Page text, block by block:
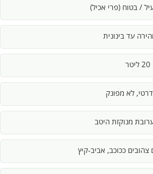
/ בטוח (פרי אכיל)
עד בינונית
20 ליטר
לא מפונק
מנוקזת היטב
צהובים ככוכב, אביב-קיץ